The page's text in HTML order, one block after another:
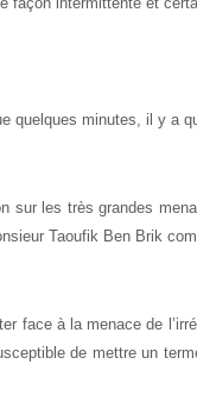
quelques minutes, il y a
sur les très grandes
Taoufik Ben Brik
face à la menace de
de mettre un